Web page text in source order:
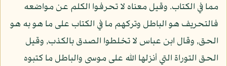
مما في الكتاب. وقيل معناه لا تحرفوا الكلم عن مواضعه
فالتحريف هو الباطل وتركهم ما في الكتاب على ما هو به هو
الحق, وقال ابن عباس لا تخلطوا الصدق بالكذب, وقيل
الحق التوراة التي أنزلها الله على موسى والباطل ما كتبوه